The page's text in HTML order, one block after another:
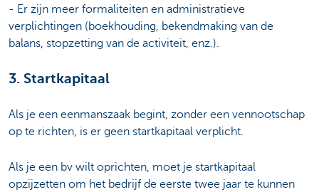
- Er zijn meer formaliteiten en administratieve
verplichtingen (boekhouding, bekendmaking van de
balans, stopzetting van de activiteit, enz.).
3. Startkapitaal
Als je een eenmanszaak begint, zonder een vennootschap
op te richten, is er geen startkapitaal verplicht.
Als je een bv wilt oprichten, moet je startkapitaal
opzijzetten om het bedrijf de eerste twee jaar te kunnen